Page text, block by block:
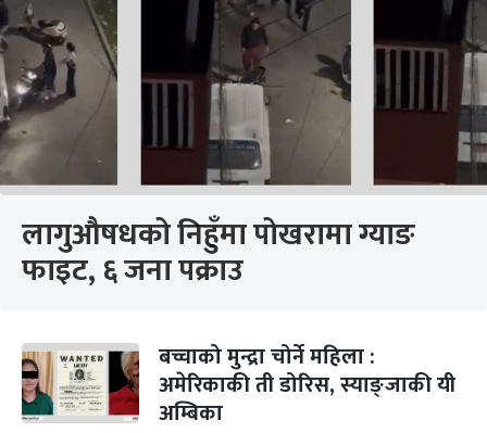
लागुऔषधको निहुँमा पोखरामा ग्याङ
फाइट, ६ जना पक्राउ
बच्चाको मुन्द्रा चोर्ने महिला :
अमेरिकाकी ती डोरिस, स्याङ्जाकी यी
अम्बिका